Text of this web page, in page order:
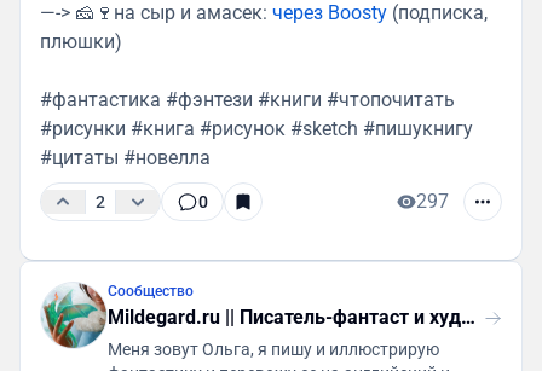
—-> 🧀🍷на сыр и амасек: через Boosty (подписка,
плюшки)
#фантастика #фэнтези #книги #чтопочитать
#рисунки #книга #рисунок #sketch #пишукнигу
#цитаты #новелла
2 0 297
Сообщество
Mildegard.ru || Писатель-фантаст и художник
Меня зовут Ольга, я пишу и иллюстрирую